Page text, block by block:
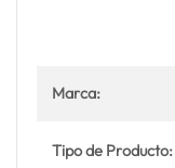
Marca:
Tipo de Producto: